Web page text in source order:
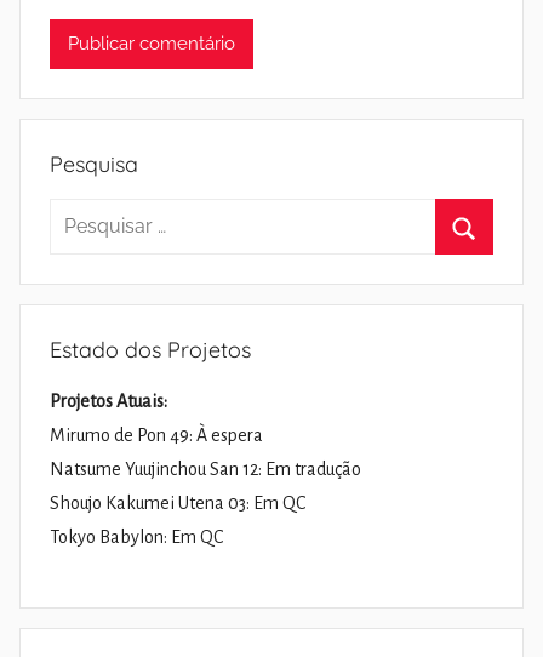
Pesquisa
Pesquisar
Estado dos Projetos
Projetos Atuais:
Mirumo de Pon 49: À espera
Natsume Yuujinchou San 12: Em tradução
Shoujo Kakumei Utena 03: Em QC
Tokyo Babylon: Em QC